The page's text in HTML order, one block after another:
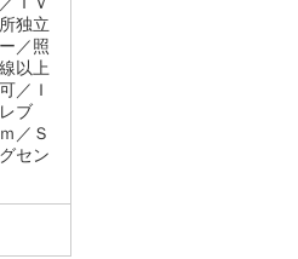
独立
／照
以上
／Ｉ
ブ
／Ｓ
セン